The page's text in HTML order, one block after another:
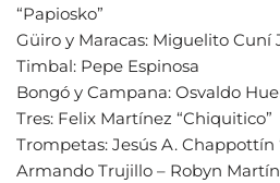
“Papiosko”
Güiro y Maracas: Miguelito Cuní
Timbal: Pepe Espinosa
Bongó y Campana: Osvaldo
Tres: Felix Martínez “Chiquitico”
Trompetas: Jesús A. Chappottín
Armando Trujillo – Robyn